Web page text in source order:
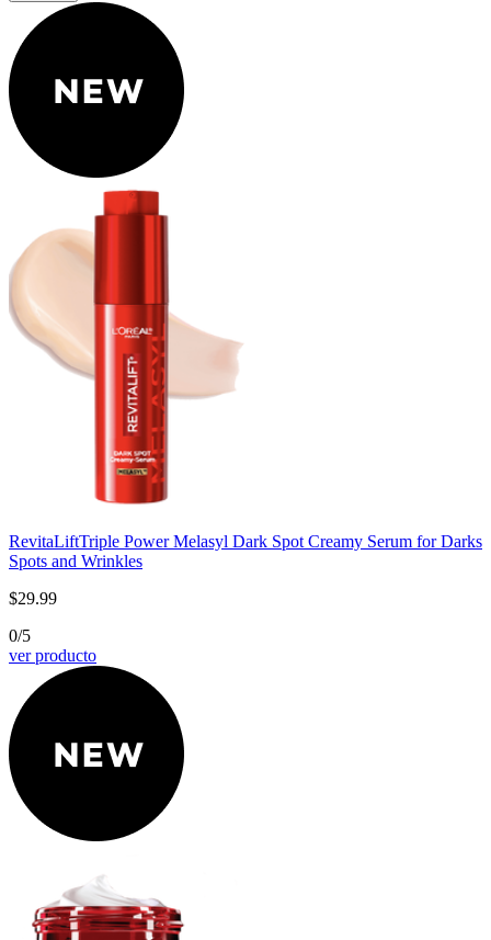
RevitaLiftTriple Power Melasyl Dark Spot Creamy Serum for Darks
Spots and Wrinkles
$29.99
0/5
ver producto